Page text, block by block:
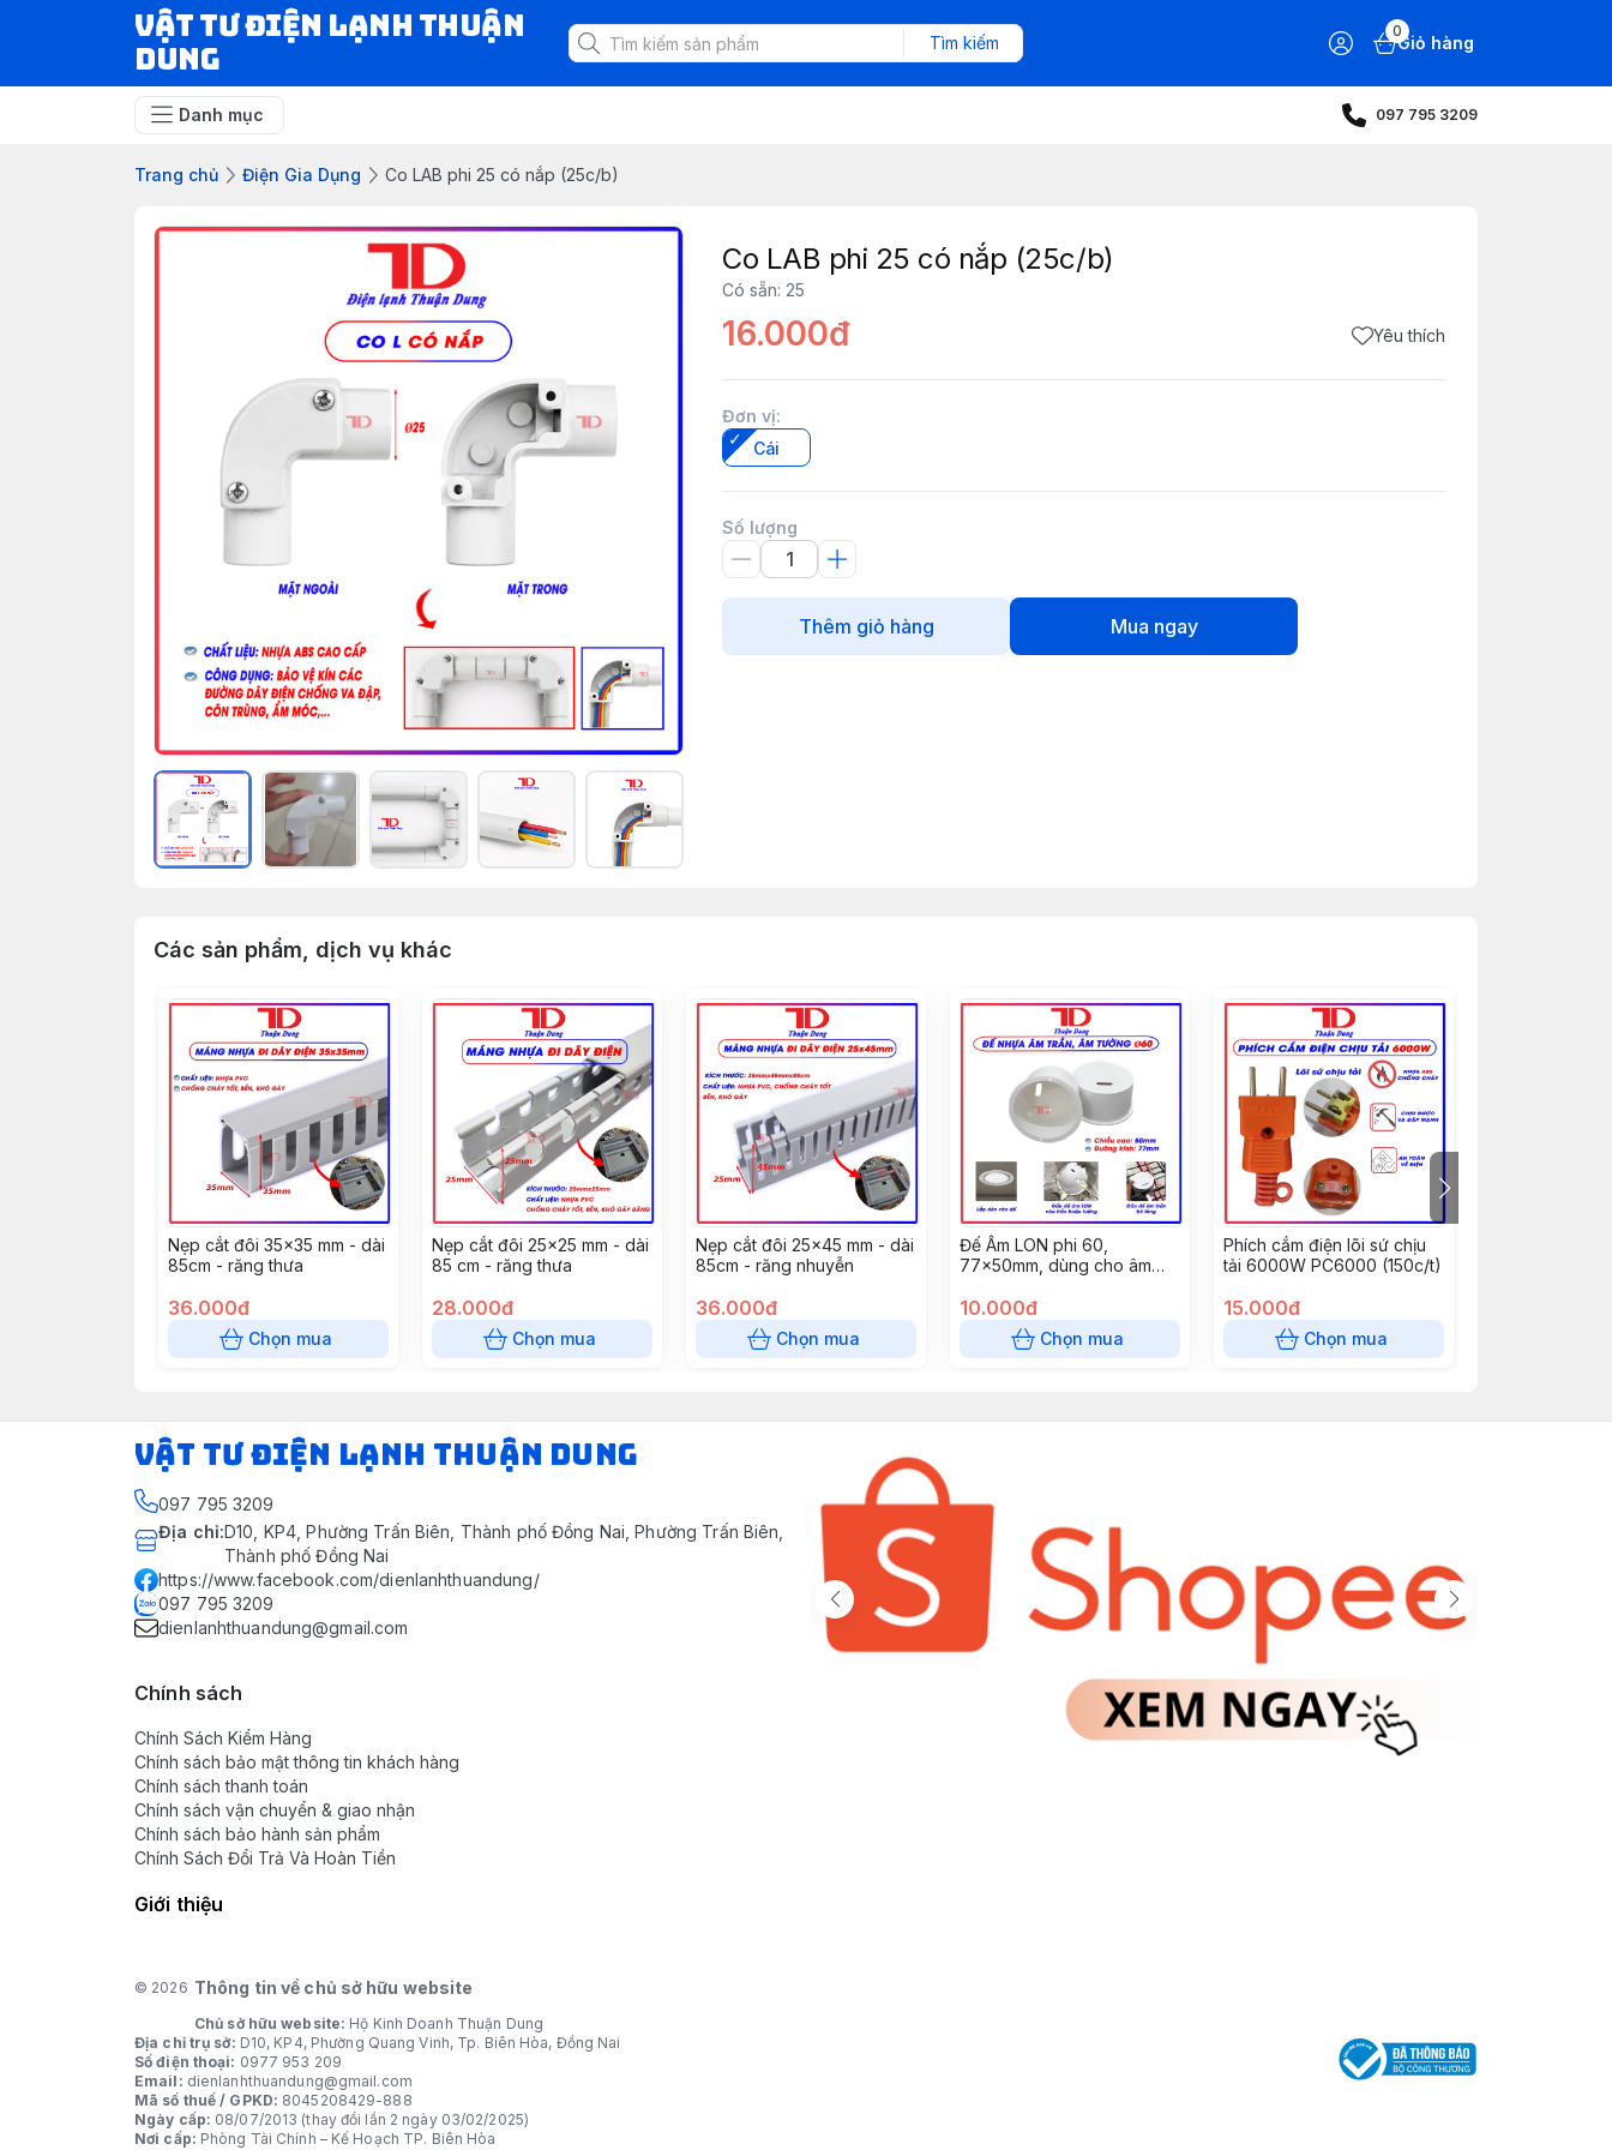
VẬT TƯ ĐIỆN LẠNH THUẬN
DUNG
Tìm kiếm
0
Giỏ hàng
Danh mục 097 795 3209
Trang chủ Điện Gia Dụng Co LAB phi 25 có nắp (25c/b)
Co LAB phi 25 có nắp (25c/b)
Có sẵn: 25
16.000đ Yêu thích
Đơn vị:
Cái
Số lượng
Thêm giỏ hàng Mua ngay
Các sản phẩm, dịch vụ khác
Nẹp cắt đôi 35x35 mm - dài
85cm - răng thưa
36.000đ
Chọn mua
Nẹp cắt đôi 25x25 mm - dài
85 cm - răng thưa
28.000đ
Chọn mua
Nẹp cắt đôi 25x45 mm - dài
85cm - răng nhuyễn
36.000đ
Chọn mua
Đế Âm LON phi 60,
77x50mm, dùng cho âm
(10 cái/gói)
10.000đ
Chọn mua
Phích cắm điện lõi sứ chịu
tải 6000W PC6000 (150c/t)
15.000đ
Chọn mua
VẬT TƯ ĐIỆN LẠNH THUẬN DUNG
097 795 3209
Địa chỉ:D10, KP4, Phường Trấn Biên, Thành phố Đồng Nai, Phường Trấn Biên,
Thành phố Đồng Nai
https://www.facebook.com/dienlanhthuandung/
097 795 3209
dienlanhthuandung@gmail.com
Chính sách
Chính Sách Kiểm Hàng
Chính sách bảo mật thông tin khách hàng
Chính sách thanh toán
Chính sách vận chuyển & giao nhận
Chính sách bảo hành sản phẩm
Chính Sách Đổi Trả Và Hoàn Tiền
Giới thiệu
© 2026 Thông tin về chủ sở hữu website
Chủ sở hữu website: Hộ Kinh Doanh Thuận Dung
Địa chỉ trụ sở: D10, KP4, Phường Quang Vinh, Tp. Biên Hòa, Đồng Nai
Số điện thoại: 0977 953 209
Email: dienlanhthuandung@gmail.com
Mã số thuế / GPKD: 8045208429-888
Ngày cấp: 08/07/2013 (thay đổi lần 2 ngày 03/02/2025)
Nơi cấp: Phòng Tài Chính – Kế Hoạch TP. Biên Hòa